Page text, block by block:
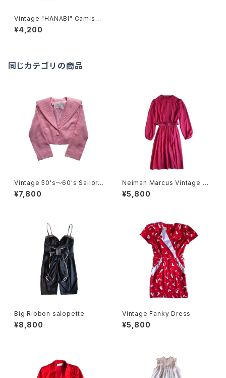
Vintage "HANABI" Camisol
e
¥4,200
同じカテゴリの商品
Vintage 50's～60's Sailor
Type Linen Jacket
¥7,800
Neiman Marcus Vintage Dr
ess
¥5,800
Big Ribbon salopette
¥8,800
Vintage Fanky Dress
¥5,800